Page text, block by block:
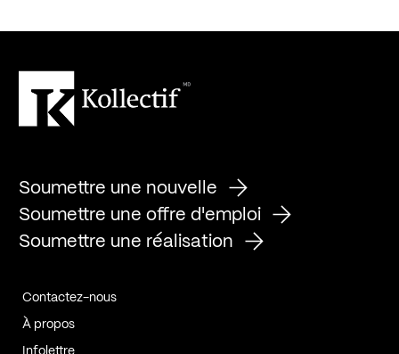
Soumettre une nouvelle
Soumettre une offre d'emploi
Soumettre une réalisation
Contactez-nous
À propos
Infolettre